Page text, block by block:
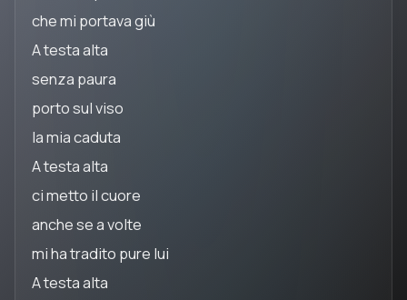
che mi portava giù
A testa alta
senza paura
porto sul viso
la mia caduta
A testa alta
ci metto il cuore
anche se a volte
mi ha tradito pure lui
A testa alta